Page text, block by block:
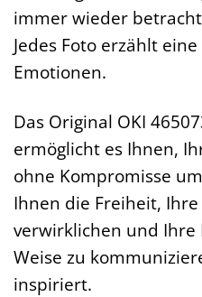
immer wieder
Jedes Foto erzählt
Emotionen.
Das Original OKI
ermöglicht es Ihnen,
ohne Kompromisse
Ihnen die Freiheit, Ihre
verwirklichen und Ihre
Weise zu
inspiriert.